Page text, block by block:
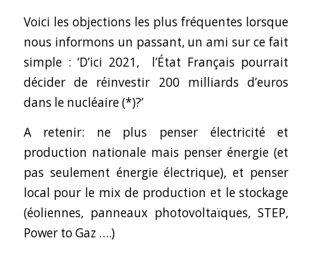
Voici les objections les plus fréquentes lorsque
nous informons un passant, un ami sur ce fait
simple : ‘D’ici 2021,
l’État Français pourrait
décider de réinvestir 200 milliards d’euros
dans le nucléaire (*)?’
A retenir: ne plus penser électricité et
production nationale mais penser énergie (et
pas seulement énergie électrique), et penser
local pour le mix de production et le stockage
(éoliennes, panneaux photovoltaïques, STEP,
Power to Gaz ….)